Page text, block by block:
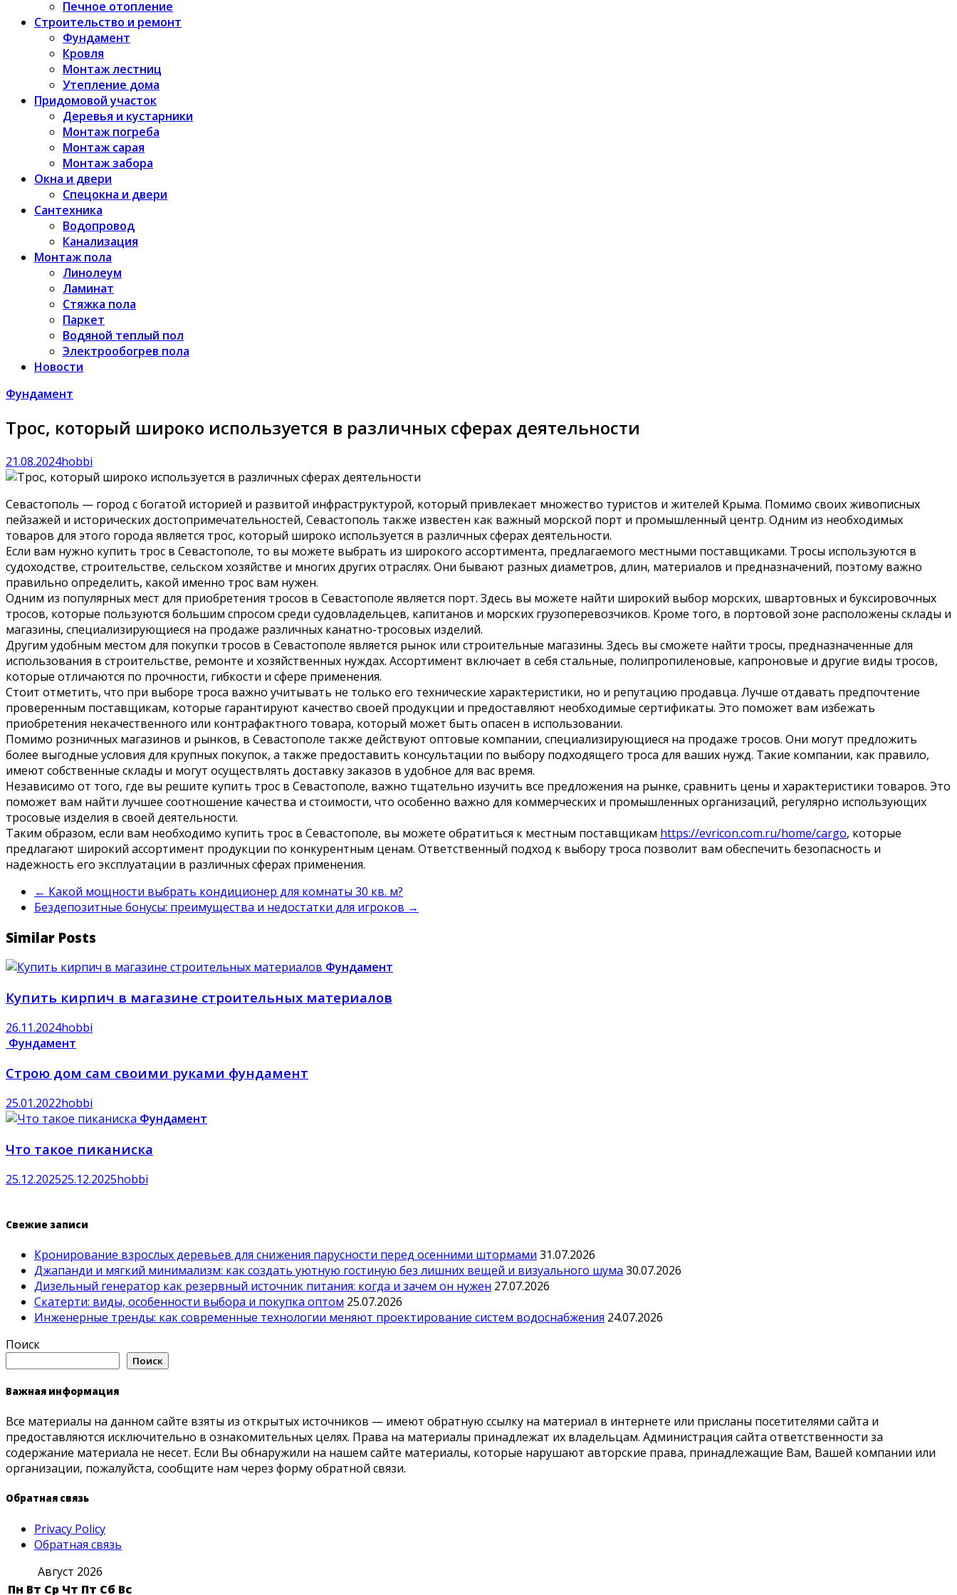
Печное отопление
Строительство и ремонт
Фундамент
Кровля
Монтаж лестниц
Утепление дома
Придомовой участок
Деревья и кустарники
Монтаж погреба
Монтаж сарая
Монтаж забора
Окна и двери
Спецокна и двери
Сантехника
Водопровод
Канализация
Монтаж пола
Линолеум
Ламинат
Стяжка пола
Паркет
Водяной теплый пол
Электрообогрев пола
Новости
Фундамент
Трос, который широко используется в различных сферах деятельности
21.08.2024hobbi
Севастополь — город с богатой историей и развитой инфраструктурой, который привлекает множество туристов и жителей Крыма. Помимо своих живописных
пейзажей и исторических достопримечательностей, Севастополь также известен как важный морской порт и промышленный центр. Одним из необходимых
товаров для этого города является трос, который широко используется в различных сферах деятельности.
Если вам нужно купить трос в Севастополе, то вы можете выбрать из широкого ассортимента, предлагаемого местными поставщиками. Тросы используются в
судоходстве, строительстве, сельском хозяйстве и многих других отраслях. Они бывают разных диаметров, длин, материалов и предназначений, поэтому важно
правильно определить, какой именно трос вам нужен.
Одним из популярных мест для приобретения тросов в Севастополе является порт. Здесь вы можете найти широкий выбор морских, швартовных и буксировочных
тросов, которые пользуются большим спросом среди судовладельцев, капитанов и морских грузоперевозчиков. Кроме того, в портовой зоне расположены склады и
магазины, специализирующиеся на продаже различных канатно-тросовых изделий.
Другим удобным местом для покупки тросов в Севастополе является рынок или строительные магазины. Здесь вы сможете найти тросы, предназначенные для
использования в строительстве, ремонте и хозяйственных нуждах. Ассортимент включает в себя стальные, полипропиленовые, капроновые и другие виды тросов,
которые отличаются по прочности, гибкости и сфере применения.
Стоит отметить, что при выборе троса важно учитывать не только его технические характеристики, но и репутацию продавца. Лучше отдавать предпочтение
проверенным поставщикам, которые гарантируют качество своей продукции и предоставляют необходимые сертификаты. Это поможет вам избежать
приобретения некачественного или контрафактного товара, который может быть опасен в использовании.
Помимо розничных магазинов и рынков, в Севастополе также действуют оптовые компании, специализирующиеся на продаже тросов. Они могут предложить
более выгодные условия для крупных покупок, а также предоставить консультации по выбору подходящего троса для ваших нужд. Такие компании, как правило,
имеют собственные склады и могут осуществлять доставку заказов в удобное для вас время.
Независимо от того, где вы решите купить трос в Севастополе, важно тщательно изучить все предложения на рынке, сравнить цены и характеристики товаров. Это
поможет вам найти лучшее соотношение качества и стоимости, что особенно важно для коммерческих и промышленных организаций, регулярно использующих
тросовые изделия в своей деятельности.
Таким образом, если вам необходимо купить трос в Севастополе, вы можете обратиться к местным поставщикам https://evricon.com.ru/home/cargo, которые
предлагают широкий ассортимент продукции по конкурентным ценам. Ответственный подход к выбору троса позволит вам обеспечить безопасность и
надежность его эксплуатации в различных сферах применения.
← Какой мощности выбрать кондиционер для комнаты 30 кв. м?
Бездепозитные бонусы: преимущества и недостатки для игроков →
Similar Posts
Фундамент
Купить кирпич в магазине строительных материалов
26.11.2024hobbi
Фундамент
Строю дом сам своими руками фундамент
25.01.2022hobbi
Фундамент
Что такое пиканиска
25.12.202525.12.2025hobbi
Свежие записи
Кронирование взрослых деревьев для снижения парусности перед осенними штормами 31.07.2026
Джапанди и мягкий минимализм: как создать уютную гостиную без лишних вещей и визуального шума 30.07.2026
Дизельный генератор как резервный источник питания: когда и зачем он нужен 27.07.2026
Скатерти: виды, особенности выбора и покупка оптом 25.07.2026
Инженерные тренды: как современные технологии меняют проектирование систем водоснабжения 24.07.2026
Поиск
Поиск
Важная информация
Все материалы на данном сайте взяты из открытых источников — имеют обратную ссылку на материал в интернете или присланы посетителями сайта и
предоставляются исключительно в ознакомительных целях. Права на материалы принадлежат их владельцам. Администрация сайта ответственности за
содержание материала не несет. Если Вы обнаружили на нашем сайте материалы, которые нарушают авторские права, принадлежащие Вам, Вашей компании или
организации, пожалуйста, сообщите нам через форму обратной связи.
Обратная связь
Privacy Policy
Обратная связь
Август 2026
Пн Вт Ср Чт Пт Сб Вс